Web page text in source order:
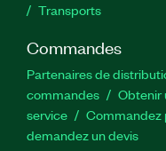
Transports
Commandes
Partenaires de
commandes
Obtenir
service
Commandez
demandez un devis